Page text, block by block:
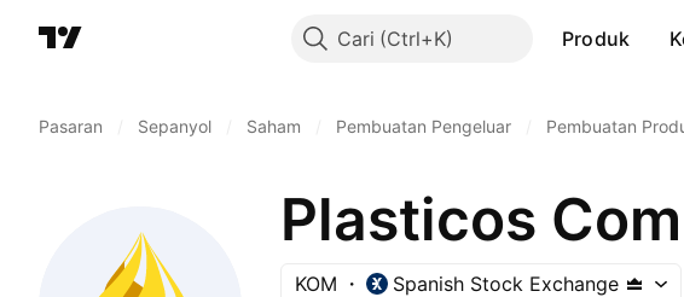
Cari Produk
Pasaran Sepanyol Saham Pembuatan Pengeluar Pembuatan
Plasticos
KOM Spanish Stock Exchange